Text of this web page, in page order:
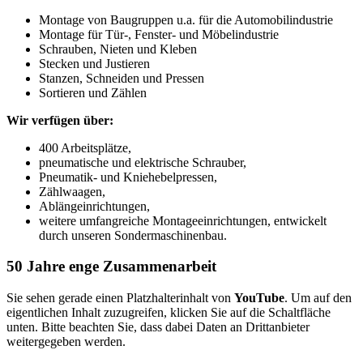
Montage von Baugruppen u.a. für die Automobilindustrie
Montage für Tür-, Fenster- und Möbelindustrie
Schrauben, Nieten und Kleben
Stecken und Justieren
Stanzen, Schneiden und Pressen
Sortieren und Zählen
Wir verfügen über:
400 Arbeitsplätze,
pneumatische und elektrische Schrauber,
Pneumatik- und Kniehebelpressen,
Zählwaagen,
Ablängeinrichtungen,
weitere umfangreiche Montageeinrichtungen, entwickelt
durch unseren Sondermaschinenbau.
50 Jahre enge Zusammenarbeit
Sie sehen gerade einen Platzhalterinhalt von YouTube. Um auf den
eigentlichen Inhalt zuzugreifen, klicken Sie auf die Schaltfläche
unten. Bitte beachten Sie, dass dabei Daten an Drittanbieter
weitergegeben werden.